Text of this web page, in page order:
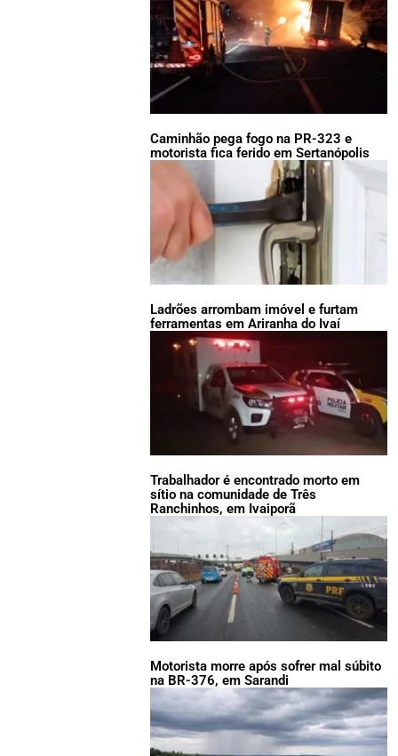
Caminhão pega fogo na PR-323 e
motorista fica ferido em Sertanópolis
Ladrões arrombam imóvel e furtam
ferramentas em Ariranha do Ivaí
Trabalhador é encontrado morto em
sítio na comunidade de Três
Ranchinhos, em Ivaiporã
Motorista morre após sofrer mal súbito
na BR-376, em Sarandi